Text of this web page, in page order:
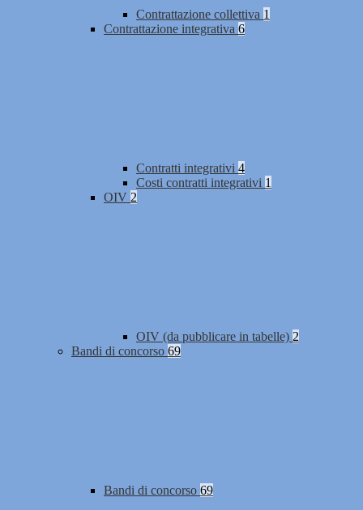
Contrattazione collettiva 1
Contrattazione integrativa 6
Contratti integrativi 4
Costi contratti integrativi 1
OIV 2
OIV (da pubblicare in tabelle) 2
Bandi di concorso 69
Bandi di concorso 69